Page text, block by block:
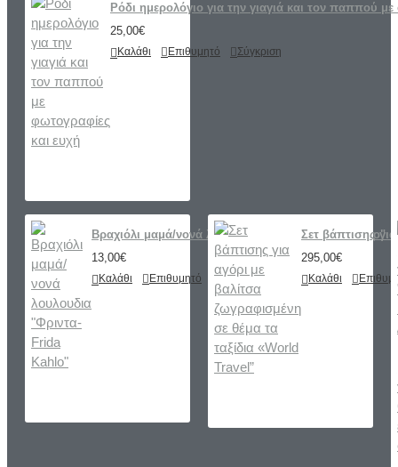
Ρόδι ημερολόγιο για την γιαγιά και τον παππού
25,00€
Καλάθι Επιθυμητό Σύγκριση
Βραχιόλι μαμά/νονά λουλουδια "Φριντα-Frida Kahlo"
13,00€
Καλάθι Επιθυμητό Σύγκριση
Σετ βάπτισης
295,00€
Καλάθι